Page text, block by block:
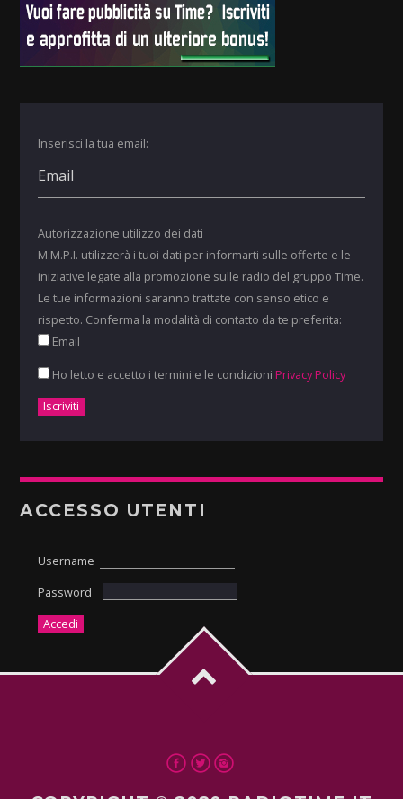
Inserisci la tua email:
Autorizzazione utilizzo dei dati
M.M.P.I. utilizzerà i tuoi dati per informarti sulle offerte e le
iniziative legate alla promozione sulle radio del gruppo Time.
Le tue informazioni saranno trattate con senso etico e
rispetto. Conferma la modalità di contatto da te preferita:
Email
Ho letto e accetto i termini e le condizioni Privacy Policy
ACCESSO UTENTI
Username
Password